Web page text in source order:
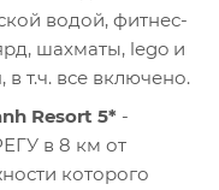
водой, фитнес-
шахматы, lego и
т.ч. все включено.
Resort 5* -
в 8 км от
которого